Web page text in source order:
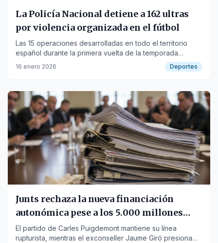
La Policía Nacional detiene a 162 ultras
por violencia organizada en el fútbol
Las 15 operaciones desarrolladas en todo el territorio
español durante la primera vuelta de la temporada
2025/26 desactivaron decenas de enfrentamientos
16 enero 2026 Deportes
Junts rechaza la nueva financiación
autonómica pese a los 5.000 millones
adicionales para la Generalitat
El partido de Carles Puigdemont mantiene su línea
rupturista, mientras el exconseller Jaume Giró presiona